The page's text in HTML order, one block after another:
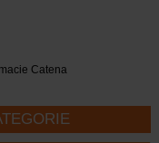
Catena